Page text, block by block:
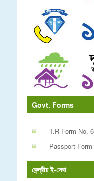
Govt. Forms
T.R Form No. 6
Passport Form
কেন্দ্রীয় ই-সেবা